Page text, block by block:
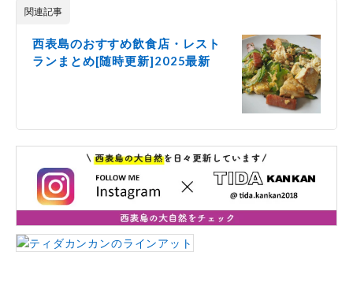
関連記事
西表島のおすすめ飲食店・レスト
ランまとめ[随時更新]2025最新